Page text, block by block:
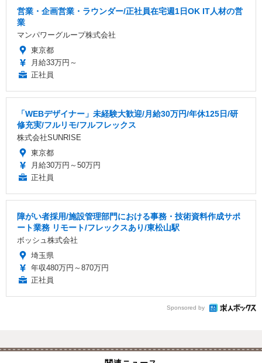
営業・企画営業・ラウンダー/正社員在宅週1日OK IT人材の営
業
マンパワーグループ株式会社
東京都
月給33万円～
正社員
「WEBデザイナー」未経験大歓迎/月給30万円/年休125日/研
修充実/フルリモ/フルフレックス
株式会社SUNRISE
東京都
月給30万円～50万円
正社員
障がい者採用/施設管理部門における事務・技術資料作成サポ
ート業務 リモート/フレックスあり/東松山駅
ボッシュ株式会社
埼玉県
年収480万円～870万円
正社員
Sponsored by